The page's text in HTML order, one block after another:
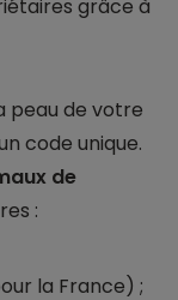
grâce à
peau de votre
code unique.
de
:
la France) ;